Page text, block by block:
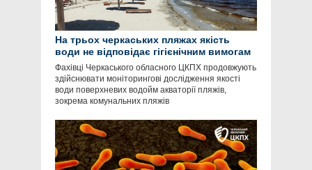
На трьох черкаських пляжах якість
води не відповідає гігієнічним вимогам
Фахівці Черкаського обласного ЦКПХ продовжують
здійснювати моніторингові дослідження якості
води поверхневих водойм акваторії пляжів,
зокрема комунальних пляжів